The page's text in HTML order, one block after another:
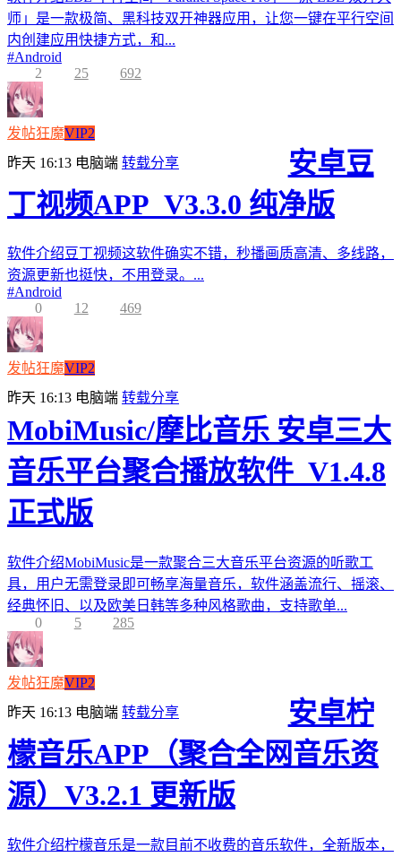
师」是一款极简、黑科技双开神器应用，让您一键在平行空间
内创建应用快捷方式，和...
#Android
2
25 692
发帖狂魔VIP2
昨天 16:13 电脑端 转载分享
安卓豆
丁视频APP_V3.3.0 纯净版
软件介绍豆丁视频这软件确实不错，秒播画质高清、多线路，
资源更新也挺快，不用登录。...
#Android
0
12 469
发帖狂魔VIP2
昨天 16:13 电脑端 转载分享
MobiMusic/摩比音乐 安卓三大
音乐平台聚合播放软件_V1.4.8
正式版
软件介绍MobiMusic是一款聚合三大音乐平台资源的听歌工
具，用户无需登录即可畅享海量音乐，软件涵盖流行、摇滚、
经典怀旧、以及欧美日韩等多种风格歌曲，支持歌单...
0
5 285
发帖狂魔VIP2
昨天 16:13 电脑端 转载分享
安卓柠
檬音乐APP（聚合全网音乐资
源）V3.2.1 更新版
软件介绍柠檬音乐是一款目前不收费的音乐软件，全新版本，